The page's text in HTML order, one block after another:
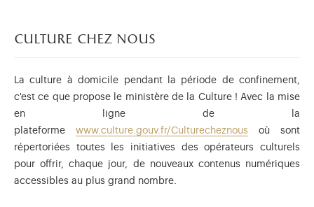
culture chez nous
La culture à domicile pendant la période de confinement,
c'est ce que propose le ministère de la Culture ! Avec la mise
en ligne de la
plateforme www.culture.gouv.fr/Culturecheznous où sont
répertoriées toutes les initiatives des opérateurs culturels
pour offrir, chaque jour, de nouveaux contenus numériques
accessibles au plus grand nombre.